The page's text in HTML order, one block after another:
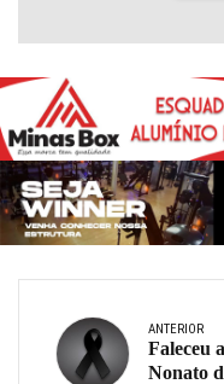
ANTERIOR
Faleceu
Nonato